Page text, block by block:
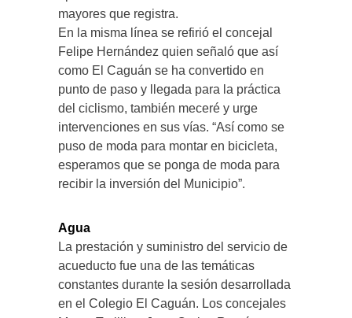
mayores que registra.
En la misma línea se refirió el concejal
Felipe Hernández quien señaló que así
como El Caguán se ha convertido en
punto de paso y llegada para la práctica
del ciclismo, también meceré y urge
intervenciones en sus vías. “Así como se
puso de moda para montar en bicicleta,
esperamos que se ponga de moda para
recibir la inversión del Municipio”.
Agua
La prestación y suministro del servicio de
acueducto fue una de las temáticas
constantes durante la sesión desarrollada
en el Colegio El Caguán. Los concejales